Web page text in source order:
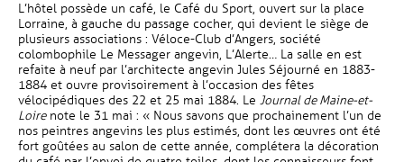
L’hôtel possède un café, le Café du Sport, ouvert sur la place
Lorraine, à gauche du passage cocher, qui devient le siège de
plusieurs associations : Véloce-Club d’Angers, société
colombophile Le Messager angevin, L’Alerte… La salle en est
refaite à neuf par l’architecte angevin Jules Séjourné en 1883-
1884 et ouvre provisoirement à l’occasion des fêtes
vélocipédiques des 22 et 25 mai 1884. Le Journal de Maine-et-
Loirenote le 31 mai : « Nous savons que prochainement l’un de
nos peintres angevins les plus estimés, dont les œuvres ont été
fort goûtées au salon de cette année, complétera la décoration